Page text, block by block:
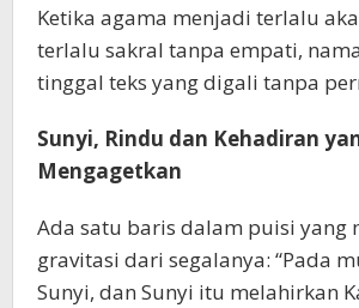
Ketika agama menjadi terlalu
terlalu sakral tanpa empati,
tinggal teks yang digali tanpa
Sunyi, Rindu dan Kehadiran
Mengagetkan
Ada satu baris dalam puisi yang
gravitasi dari segalanya: “Pada
Sunyi, dan Sunyi itu melahirkan